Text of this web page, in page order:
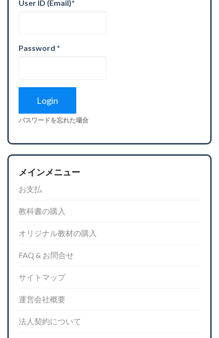
User ID (Email)*
Password *
パスワードを忘れた場合
メインメニュー
お支払
教科書の購入
オリジナル教材の購入
FAQ & お問合せ
サイトマップ
運営会社概要
法人契約について